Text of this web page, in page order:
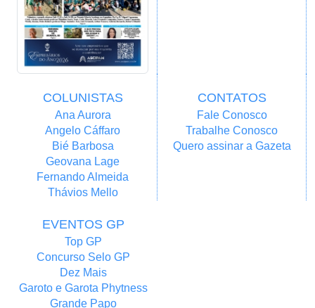
COLUNISTAS
Ana Aurora
Angelo Cáffaro
Bié Barbosa
Geovana Lage
Fernando Almeida
Thávios Mello
CONTATOS
Fale Conosco
Trabalhe Conosco
Quero assinar a Gazeta
EVENTOS GP
Top GP
Concurso Selo GP
Dez Mais
Garoto e Garota Phytness
Grande Papo